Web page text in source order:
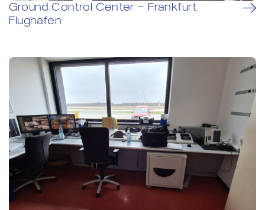
Ground Control Center – Frankfurt
Flughafen